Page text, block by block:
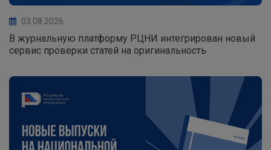
03.08.2026
В журнальную платформу РЦНИ интегрирован новый
сервис проверки статей на оригинальность